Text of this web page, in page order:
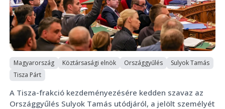
Magyarország Köztársasági elnök Országgyűlés
Sulyok Tamás
Tisza Párt
A Tisza-frakció kezdeményezésére kedden szavaz az
Országgyűlés Sulyok Tamás utódjáról, a jelölt személyét